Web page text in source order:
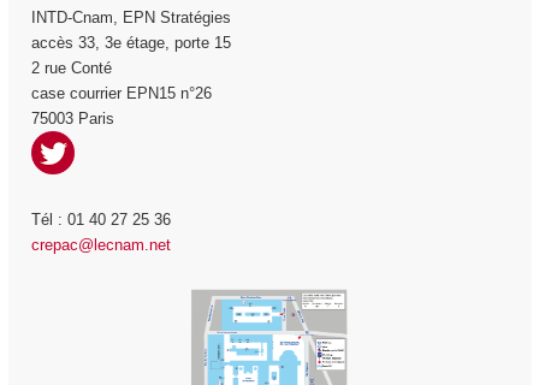
INTD-Cnam, EPN Stratégies
accès 33, 3eétage, porte 15
2 rue Conté
case courrier EPN15 n°26
75003 Paris
Tél : 01 40 27 25 36
crepac@lecnam.net